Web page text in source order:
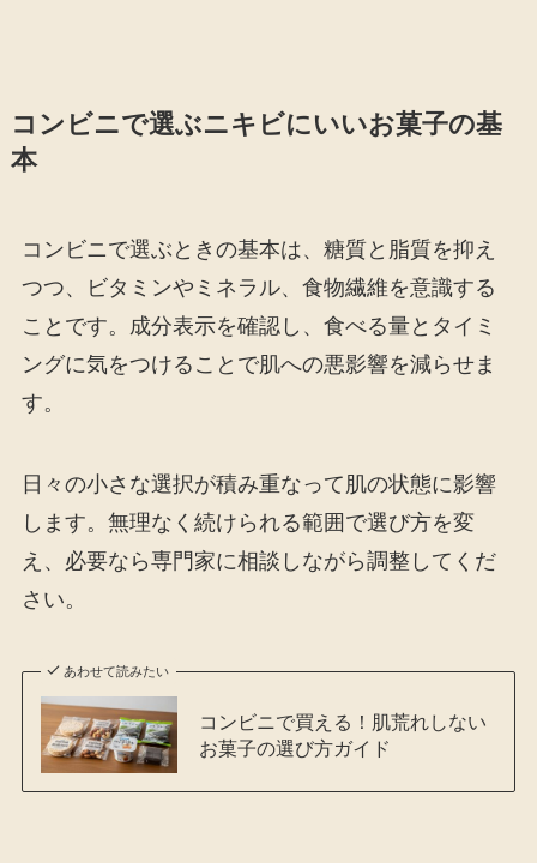
コンビニで選ぶニキビにいいお菓子の基
本
コンビニで選ぶときの基本は、糖質と脂質を抑え
つつ、ビタミンやミネラル、食物繊維を意識する
ことです。成分表示を確認し、食べる量とタイミ
ングに気をつけることで肌への悪影響を減らせま
す。
日々の小さな選択が積み重なって肌の状態に影響
します。無理なく続けられる範囲で選び方を変
え、必要なら専門家に相談しながら調整してくだ
さい。
あわせて読みたい
コンビニで買える！肌荒れしない
お菓子の選び方ガイド